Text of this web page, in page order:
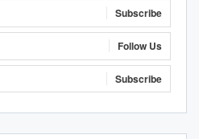
Subscribe
Follow Us
Subscribe